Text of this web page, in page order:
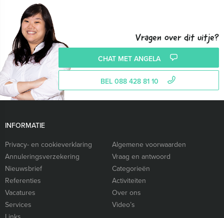
Vragen over dit uitje?
CHAT MET ANGELA
BEL 088 428 81 10
INFORMATIE
Privacy- en cookieverklaring
Algemene voorwaarden
Annuleringsverzekering
Vraag en antwoord
Nieuwsbrief
Categorieën
Referenties
Activiteiten
Vacatures
Over ons
Services
Video’s